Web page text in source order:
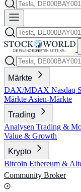
Märkte
DAX/MDAX Nasdaq
Märkte Asien-Märkte
Trading
Analysen Trading &
Value & Growth
Krypto
Bitcoin Ethereum &
Community Broker